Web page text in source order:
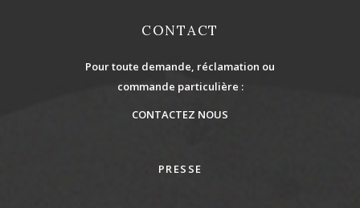
CONTACT
Pour toute demande, réclamation ou
commande particulière :
CONTACTEZ NOUS
PRESSE